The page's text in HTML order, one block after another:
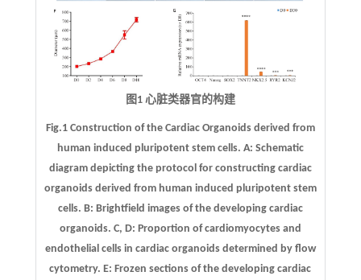
图1 心脏类器官的构建
Fig.1 Construction of the Cardiac Organoids derived from
human induced pluripotent stem cells. A: Schematic
diagram depicting the protocol for constructing cardiac
organoids derived from human induced pluripotent stem
cells. B: Brightfield images of the developing cardiac
organoids. C, D: Proportion of cardiomyocytes and
endothelial cells in cardiac organoids determined by flow
cytometry.E: Frozen sections of the developing cardiac